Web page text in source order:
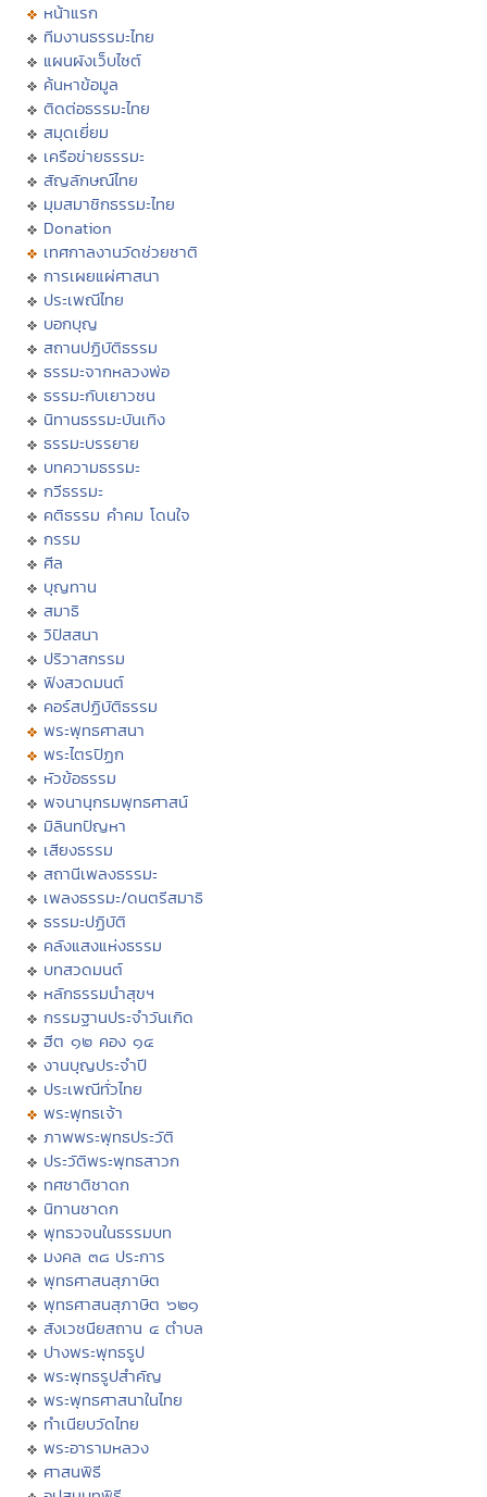
หน้าแรก
ทีมงานธรรมะไทย
แผนผังเว็บไซต์
ค้นหาข้อมูล
ติดต่อธรรมะไทย
สมุดเยี่ยม
เครือข่ายธรรมะ
สัญลักษณ์ไทย
มุมสมาชิกธรรมะไทย
Donation
เทศกาลงานวัดช่วยชาติ
การเผยแผ่ศาสนา
ประเพณีไทย
บอกบุญ
สถานปฏิบัติธรรม
ธรรมะจากหลวงพ่อ
ธรรมะกับเยาวชน
นิทานธรรมะบันเทิง
ธรรมะบรรยาย
บทความธรรมะ
กวีธรรมะ
คติธรรม คำคม โดนใจ
กรรม
ศีล
บุญทาน
สมาธิ
วิปัสสนา
ปริวาสกรรม
ฟังสวดมนต์
คอร์สปฏิบัติธรรม
พระพุทธศาสนา
พระไตรปิฏก
หัวข้อธรรม
พจนานุกรมพุทธศาสน์
มิลินทปัญหา
เสียงธรรม
สถานีเพลงธรรมะ
เพลงธรรมะ/ดนตรีสมาธิ
ธรรมะปฏิบัติ
คลังแสงแห่งธรรม
บทสวดมนต์
หลักธรรมนำสุขฯ
กรรมฐานประจำวันเกิด
ฮีต ๑๒ คอง ๑๔
งานบุญประจำปี
ประเพณีทั่วไทย
พระพุทธเจ้า
ภาพพระพุทธประวัติ
ประวัติพระพุทธสาวก
ทศชาติชาดก
นิทานชาดก
พุทธวจนในธรรมบท
มงคล ๓๘ ประการ
พุทธศาสนสุภาษิต
พุทธศาสนสุภาษิต ๖๒๑
สังเวชนียสถาน ๔ ตำบล
ปางพระพุทธรูป
พระพุทธรูปสำคัญ
พระพุทธศาสนาในไทย
ทำเนียบวัดไทย
พระอารามหลวง
ศาสนพิธี